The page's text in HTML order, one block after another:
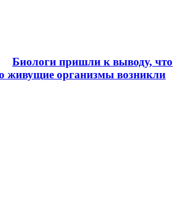
Биологи пришли к выводу, что
живущие организмы возникли